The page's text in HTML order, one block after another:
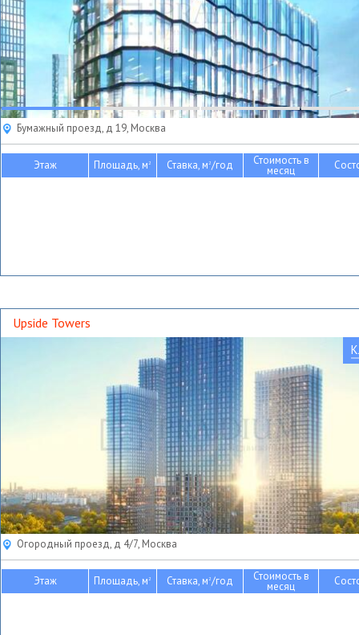
Бумажный проезд, д 19, Москва
Этаж Площадь, м2 Ставка, м2/год Стоимость в
месяц
Upside Towers
Огородный проезд, д 4/7, Москва
Этаж Площадь, м2 Ставка, м2/год Стоимость в
месяц